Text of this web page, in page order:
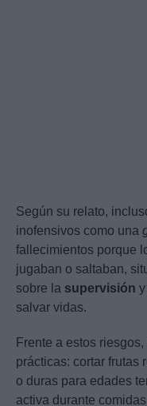
Según su relato,
inofensivos como una
fallecimientos porque
jugaban o saltaban,
sobre la supervisión
salvar vidas.
Frente a estos
prácticas: cortar frutas
o duras para edades
activa durante